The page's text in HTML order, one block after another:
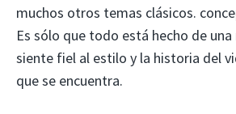
muchos otros temas clásicos.
Es sólo que todo está hecho de
siente fiel al estilo y la historia del
que se encuentra.